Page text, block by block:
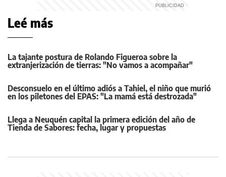
Leé más
La tajante postura de Rolando Figueroa sobre la
extranjerización de tierras: "No vamos a acompañar"
Desconsuelo en el último adiós a Tahiel, el niño que murió
en los piletones del EPAS: "La mamá está destrozada"
Llega a Neuquén capital la primera edición del año de
Tienda de Sabores: fecha, lugar y propuestas